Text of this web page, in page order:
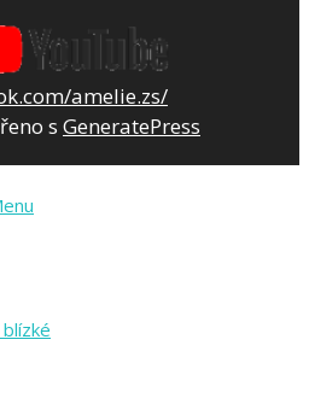
s GeneratePress